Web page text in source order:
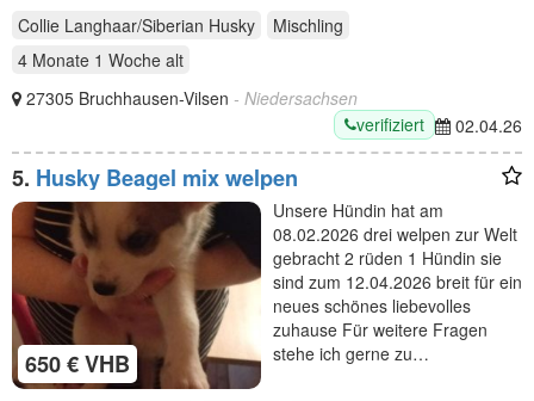
Collie Langhaar/Siberian Husky
Mischling
4 Monate 1 Woche alt
27305 Bruchhausen-Vilsen - Niedersachsen
verifiziert
02.04.26
5. Husky Beagel mix welpen
650 € VHB
Unsere Hündin hat am
08.02.2026 drei welpen zur Welt
gebracht 2 rüden 1 Hündin sie
sind zum 12.04.2026 breit für ein
neues schönes liebevolles
zuhause Für weitere Fragen
stehe ich gerne zu…